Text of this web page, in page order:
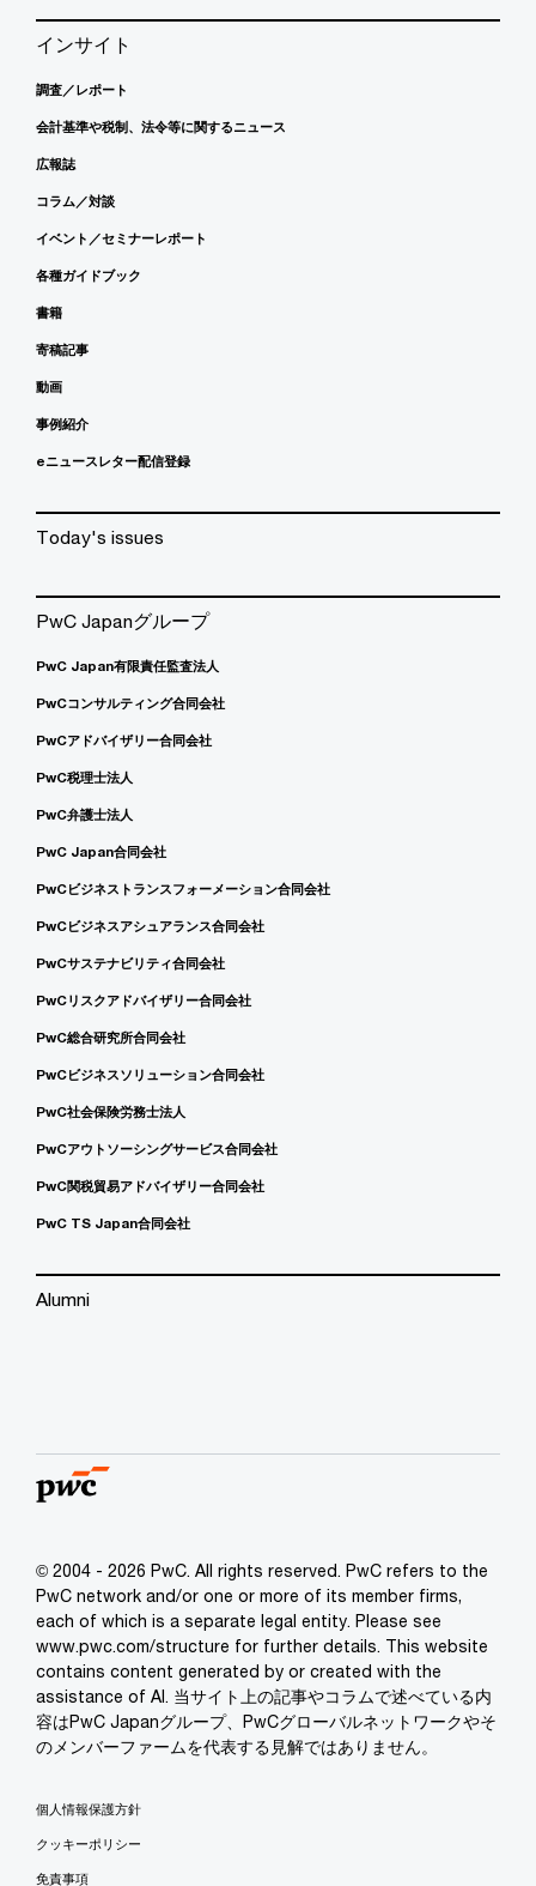
インサイト
調査／レポート
会計基準や税制、法令等に関するニュース
広報誌
コラム／対談
イベント／セミナーレポート
各種ガイドブック
書籍
寄稿記事
動画
事例紹介
eニュースレター配信登録
Today's issues
PwC Japanグループ
PwC Japan有限責任監査法人
PwCコンサルティング合同会社
PwCアドバイザリー合同会社
PwC税理士法人
PwC弁護士法人
PwC Japan合同会社
PwCビジネストランスフォーメーション合同会社
PwCビジネスアシュアランス合同会社
PwCサステナビリティ合同会社
PwCリスクアドバイザリー合同会社
PwC総合研究所合同会社
PwCビジネスソリューション合同会社
PwC社会保険労務士法人
PwCアウトソーシングサービス合同会社
PwC関税貿易アドバイザリー合同会社
PwC TS Japan合同会社
Alumni
© 2004 - 2026 PwC. All rights reserved. PwC refers to the
PwC network and/or one or more of its member firms,
each of which is a separate legal entity. Please see
www.pwc.com/structure for further details. This website
contains content generated by or created with the
assistance of AI. 当サイト上の記事やコラムで述べている内
容はPwC Japanグループ、PwCグローバルネットワークやそ
のメンバーファームを代表する見解ではありません。
個人情報保護方針
クッキーポリシー
免責事項